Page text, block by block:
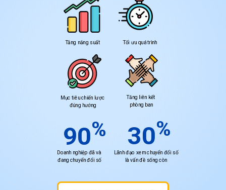
Lãnh đạo xem chuyển đổi số
là vấn đề sống còn
Tăng năng suất Tối ưu quá trình
Tăng liên kết
phòng ban
Mục tiêu chiến lược
đúng hướng
Doanh nghiệp đã và
đang chuyển đổi số
90% 30%